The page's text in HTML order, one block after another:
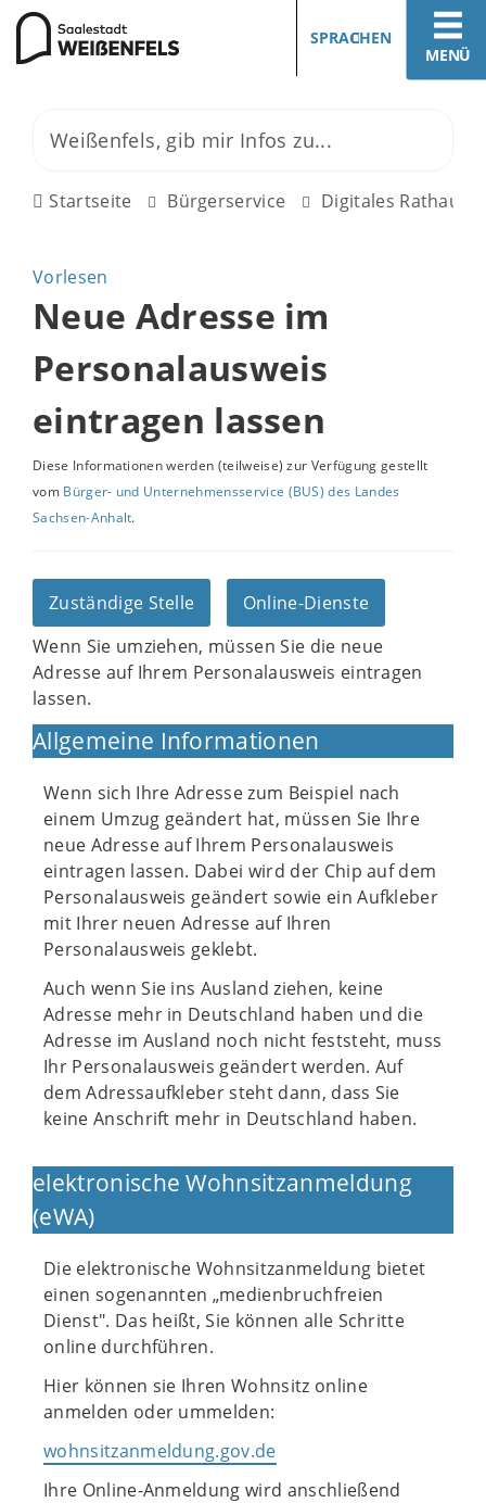
MENÜ
SPRACHEN
Startseite Bürgerservice Digitales Rathaus
Vorlesen
Neue Adresse im
Personalausweis
eintragen lassen
Diese Informationen werden (teilweise) zur Verfügung gestellt
vom Bürger- und Unternehmensservice (BUS) des Landes
Sachsen-Anhalt.
Zuständige Stelle
Online-Dienste
Wenn Sie umziehen, müssen Sie die neue
Adresse auf Ihrem Personalausweis eintragen
lassen.
Allgemeine Informationen
Wenn sich Ihre Adresse zum Beispiel nach
einem Umzug geändert hat, müssen Sie Ihre
neue Adresse auf Ihrem Personalausweis
eintragen lassen. Dabei wird der Chip auf dem
Personalausweis geändert sowie ein Aufkleber
mit Ihrer neuen Adresse auf Ihren
Personalausweis geklebt.
Auch wenn Sie ins Ausland ziehen, keine
Adresse mehr in Deutschland haben und die
Adresse im Ausland noch nicht feststeht, muss
Ihr Personalausweis geändert werden. Auf
dem Adressaufkleber steht dann, dass Sie
keine Anschrift mehr in Deutschland haben.
elektronische Wohnsitzanmeldung
(eWA)
Die elektronische Wohnsitzanmeldung bietet
einen sogenannten „medienbruchfreien
Dienst". Das heißt, Sie können alle Schritte
online durchführen.
Hier können sie Ihren Wohnsitz online
anmelden oder ummelden:
wohnsitzanmeldung.gov.de
Ihre Online-Anmeldung wird anschließend